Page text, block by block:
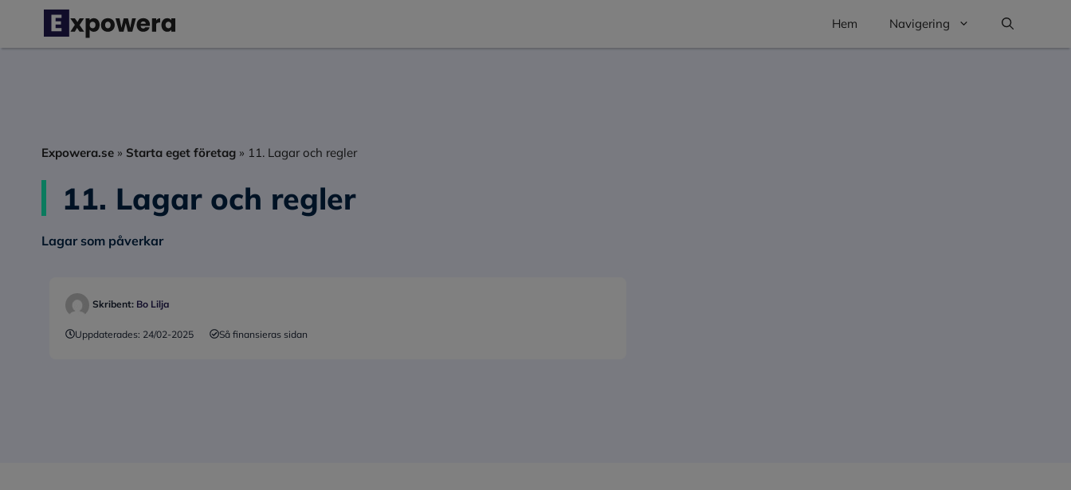
innehåll
Hem Navigering
Expowera.se » Starta eget företag » 11. Lagar och regler
11. Lagar och regler
Lagar som påverkar
Skribent: Bo Lilja
Uppdaterades: 24/02-2025 Så finansieras sidan